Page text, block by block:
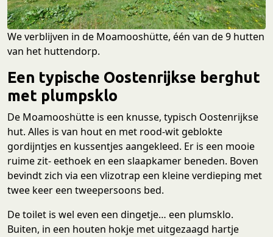
We verblijven in de Moamooshütte, één van de 9 hutten
van het huttendorp.
Een typische Oostenrijkse berghut
met plumpsklo
De Moamooshütte is een knusse, typisch Oostenrijkse
hut. Alles is van hout en met rood-wit geblokte
gordijntjes en kussentjes aangekleed. Er is een mooie
ruime zit- eethoek en een slaapkamer beneden. Boven
bevindt zich via een vlizotrap een kleine verdieping met
twee keer een tweepersoons bed.
De toilet is wel even een dingetje… een plumsklo.
Buiten, in een houten hokje met uitgezaagd hartje